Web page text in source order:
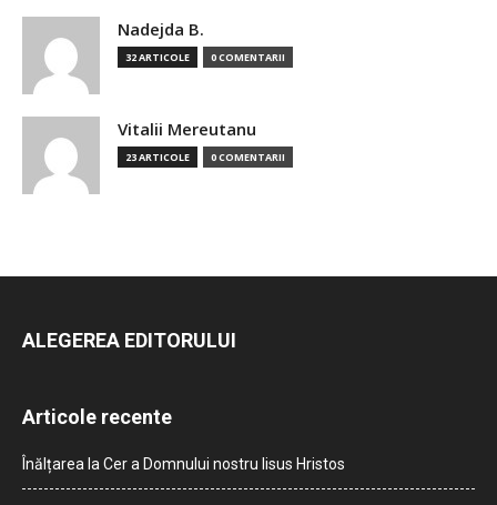
Nadejda B.
32 ARTICOLE 0 COMENTARII
Vitalii Mereutanu
23 ARTICOLE 0 COMENTARII
ALEGEREA EDITORULUI
Articole recente
Înălțarea la Cer a Domnului nostru Iisus Hristos